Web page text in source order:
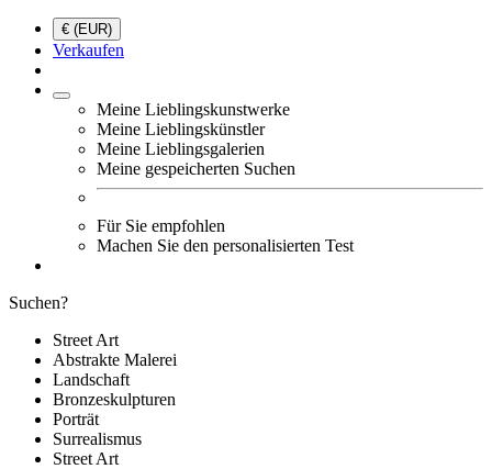
€ (EUR)
Verkaufen
Meine Lieblingskunstwerke
Meine Lieblingskünstler
Meine Lieblingsgalerien
Meine gespeicherten Suchen
Für Sie empfohlen
Machen Sie den personalisierten Test
Suchen?
Street Art
Abstrakte Malerei
Landschaft
Bronzeskulpturen
Porträt
Surrealismus
Street Art